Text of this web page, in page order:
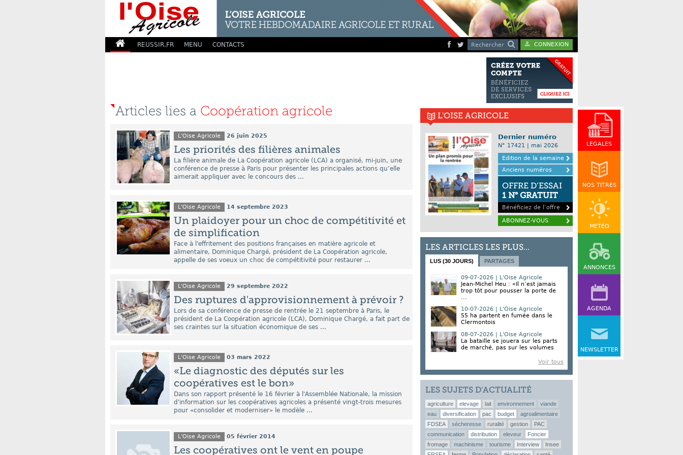
REUSSIR.FR MENU CONTACTS Rechercher CONNEXION
LÉGALES
NOS TITRES
MÉTÉO
ANNONCES
AGENDA
NEWSLETTER
Articles lies a Coopération agricole
L'Oise Agricole 26 juin 2025
Les priorités des filières animales
La filière animale de La Coopération agricole (LCA) a organisé, mi-juin, une
conférence de presse à Paris pour présenter les principales actions qu’elle
aimerait appliquer avec le concours des ...
L'Oise Agricole 14 septembre 2023
Un plaidoyer pour un choc de compétitivité et
de simplification
Face à l'effritement des positions françaises en matière agricole et
alimentaire, Dominique Chargé, président de La Coopération agricole,
appelle de ses voeux un choc de compétitivité pour restaurer ...
L'Oise Agricole 29 septembre 2022
Des ruptures d'approvisionnement à prévoir ?
Lors de sa conférence de presse de rentrée le 21 septembre à Paris, le
président de La Coopération agricole (LCA), Dominique Chargé, a fait part de
ses craintes sur la situation économique de ses ...
L'Oise Agricole 03 mars 2022
«Le diagnostic des députés sur les
coopératives est le bon»
Dans son rapport présenté le 16 février à l'Assemblée Nationale, la mission
d'information sur les coopératives agricoles a présenté vingt-trois mesures
pour «consolider et moderniser» le modèle ...
L'Oise Agricole 05 février 2014
Les coopératives ont le vent en poupe
L'OISE AGRICOLE
Dernier numéro
N° 17421 | mai 2026
Edition de la semaine
Anciens numéros
OFFRE D’ESSAI
1 N° GRATUIT
Bénéficiez de l’offre
ABONNEZ-VOUS
LES ARTICLES LES PLUS...
LUS (30 JOURS) PARTAGES
09-07-2026 | L'Oise Agricole
Jean-Michel Heu : «Il n’est jamais
trop tôt pour pousser la porte de
...
10-07-2026 | L'Oise Agricole
55 ha partent en fumée dans le
Clermontois
08-07-2026 | L'Oise Agricole
La bataille se jouera sur les parts
de marché, pas sur les volumes
Voir tous
LES SUJETS D’ACTUALITÉ
agriculture elevage lait environnement
viande
eau
diversification pac budget
agroalimentaire
FDSEA
sécheresse ruralité gestion
PAC
communication
distribution eleveur
Foncier
fromage
machinisme tourisme Interview
Insee